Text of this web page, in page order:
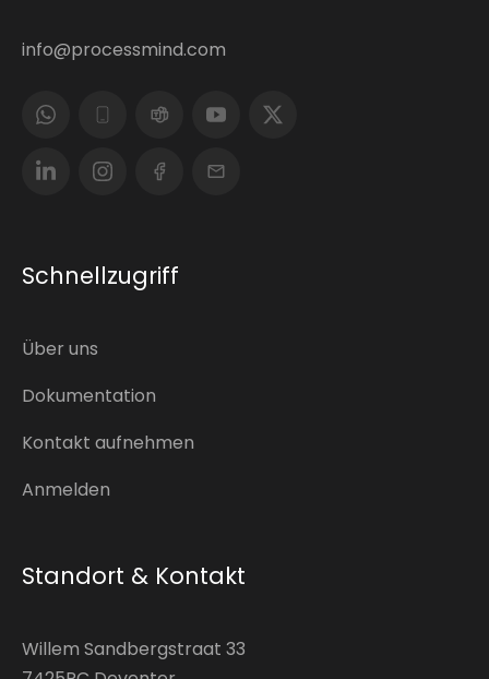
info@processmind.com
Schnellzugriff
Über uns
Dokumentation
Kontakt aufnehmen
Anmelden
Standort & Kontakt
Willem Sandbergstraat 33